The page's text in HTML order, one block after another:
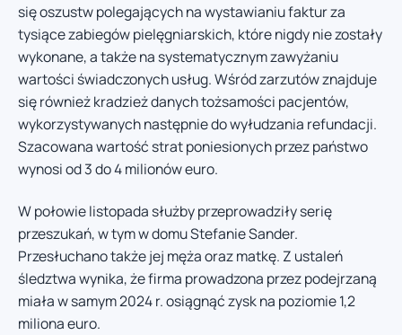
się oszustw polegających na wystawianiu faktur za
tysiące zabiegów pielęgniarskich, które nigdy nie zostały
wykonane, a także na systematycznym zawyżaniu
wartości świadczonych usług. Wśród zarzutów znajduje
się również kradzież danych tożsamości pacjentów,
wykorzystywanych następnie do wyłudzania refundacji.
Szacowana wartość strat poniesionych przez państwo
wynosi od 3 do 4 milionów euro.
W połowie listopada służby przeprowadziły serię
przeszukań, w tym w domu Stefanie Sander.
Przesłuchano także jej męża oraz matkę. Z ustaleń
śledztwa wynika, że firma prowadzona przez podejrzaną
miała w samym 2024 r. osiągnąć zysk na poziomie 1,2
miliona euro.